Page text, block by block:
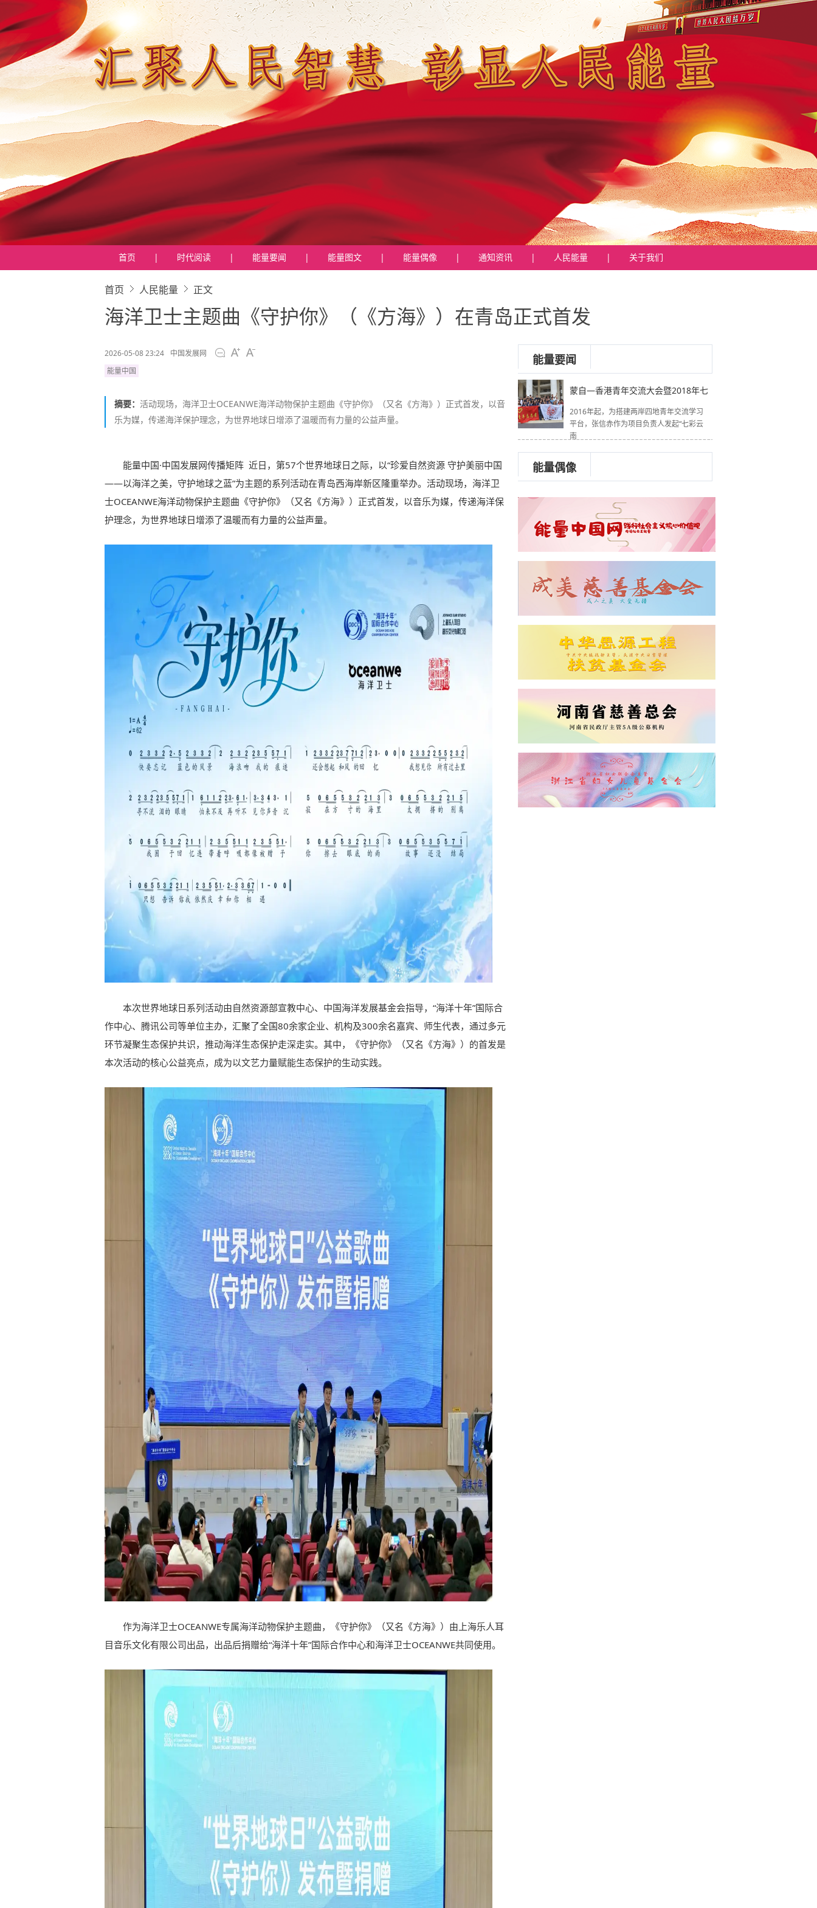
首页 | 时代阅读 | 能量要闻 | 能量图文 | 能量偶像 | 通知资讯 | 人民能量 | 关于我们
首页 人民能量 正文
海洋卫士主题曲《守护你》（《方海》）在青岛正式首发
2026-05-08 23:24
中国发展网
能量中国
摘要： 活动现场，海洋卫士OCEANWE海洋动物保护主题曲《守护你》（又名《方海》）正式首发，以音
乐为媒，传递海洋保护理念，为世界地球日增添了温暖而有力量的公益声量。
能量中国·中国发展网传播矩阵 近日，第57个世界地球日之际，以“珍爱自然资源 守护美丽中国
——以海洋之美，守护地球之蓝”为主题的系列活动在青岛西海岸新区隆重举办。活动现场，海洋卫
士OCEANWE海洋动物保护主题曲《守护你》（又名《方海》）正式首发，以音乐为媒，传递海洋保
护理念，为世界地球日增添了温暖而有力量的公益声量。
本次世界地球日系列活动由自然资源部宣教中心、中国海洋发展基金会指导，“海洋十年”国际合
作中心、腾讯公司等单位主办，汇聚了全国80余家企业、机构及300余名嘉宾、师生代表，通过多元
环节凝聚生态保护共识，推动海洋生态保护走深走实。其中，《守护你》（又名《方海》）的首发是
本次活动的核心公益亮点，成为以文艺力量赋能生态保护的生动实践。
作为海洋卫士OCEANWE专属海洋动物保护主题曲，《守护你》（又名《方海》）由上海乐人耳
目音乐文化有限公司出品，出品后捐赠给“海洋十年”国际合作中心和海洋卫士OCEANWE共同使用。
能量要闻
蒙自—香港青年交流大会暨2018年七
2016年起，为搭建两岸四地青年交流学习
平台，张信赤作为项目负责人发起“七彩云
南
能量偶像